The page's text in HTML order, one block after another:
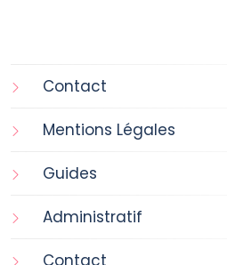
Contact
Mentions Légales
Guides
Administratif
Contact